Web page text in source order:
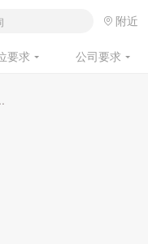
附近
要求 公司要求